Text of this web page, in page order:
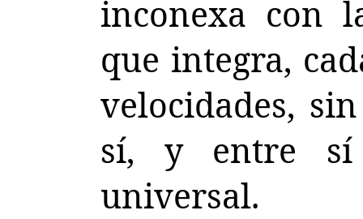
inconexa con
que integra,
velocidades,
sí, y entre sí
universal.